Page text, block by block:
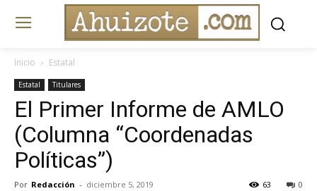
Inicio Estatal
Estatal Titulares
El Primer Informe de AMLO
(Columna “Coordenadas
Políticas”)
Por Redacción - diciembre 5, 2019 0
63